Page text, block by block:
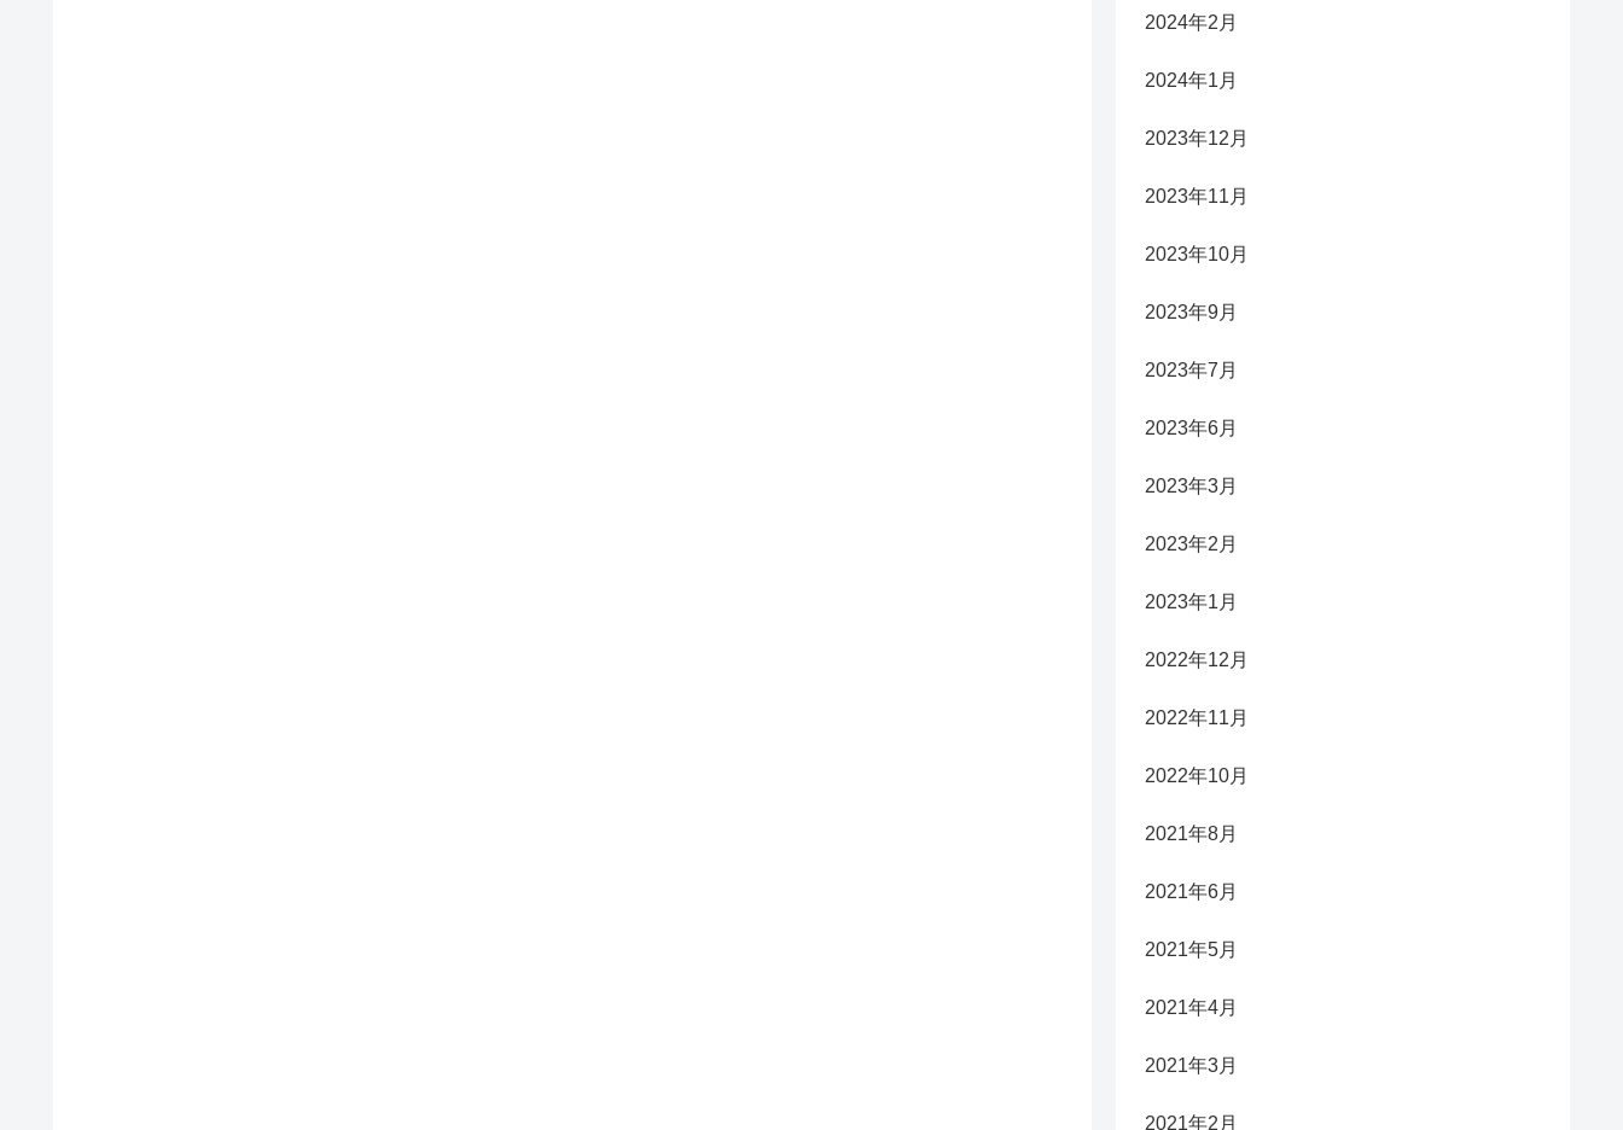
2024年2月
2024年1月
2023年12月
2023年11月
2023年10月
2023年9月
2023年7月
2023年6月
2023年3月
2023年2月
2023年1月
2022年12月
2022年11月
2022年10月
2021年8月
2021年6月
2021年5月
2021年4月
2021年3月
2021年2月